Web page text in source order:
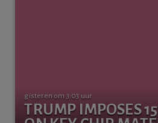
TRUMP IMPOSES
gisteren om 3:03 uur